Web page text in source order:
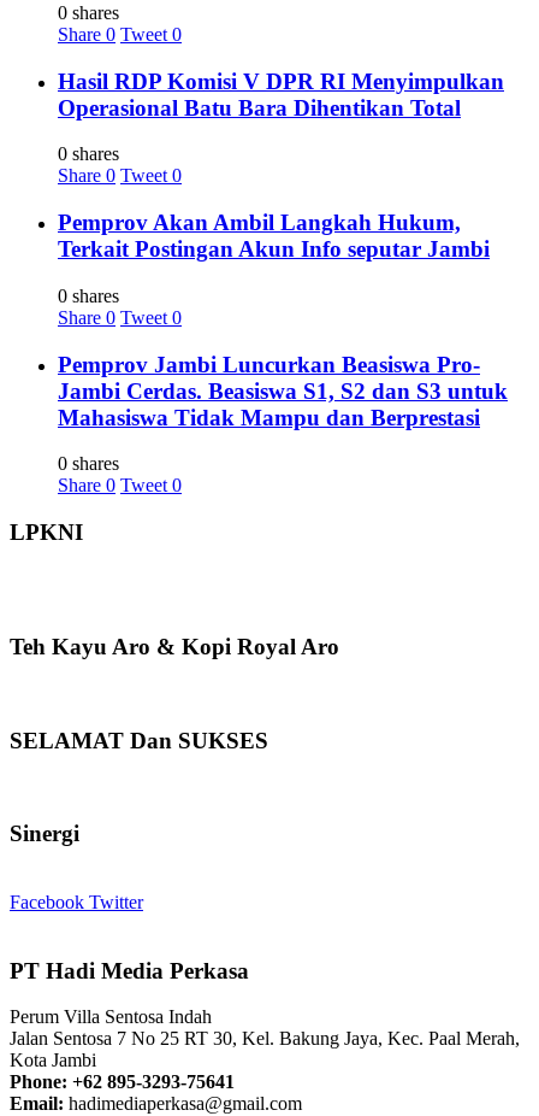
0 shares
Share 0 Tweet 0
Hasil RDP Komisi V DPR RI Menyimpulkan
Operasional Batu Bara Dihentikan Total
0 shares
Share 0 Tweet 0
Pemprov Akan Ambil Langkah Hukum,
Terkait Postingan Akun Info seputar Jambi
0 shares
Share 0 Tweet 0
Pemprov Jambi Luncurkan Beasiswa Pro-
Jambi Cerdas. Beasiswa S1, S2 dan S3 untuk
Mahasiswa Tidak Mampu dan Berprestasi
0 shares
Share 0 Tweet 0
LPKNI
Teh Kayu Aro & Kopi Royal Aro
SELAMAT Dan SUKSES
Sinergi
Facebook Twitter
PT Hadi Media Perkasa
Perum Villa Sentosa Indah
Jalan Sentosa 7 No 25 RT 30, Kel. Bakung Jaya, Kec. Paal Merah,
Kota Jambi
Phone: +62 895-3293-75641
Email: hadimediaperkasa@gmail.com